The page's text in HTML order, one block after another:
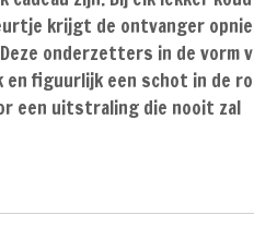
krijgt de ontvanger
onderzetters in de vorm
figuurlijk een schot in de
een uitstraling die nooit zal